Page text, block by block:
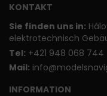
KONTAKT
Sie finden uns in:
elektrotechnisch
Tel: +421 948 068 744
Mail:
INFORMATION